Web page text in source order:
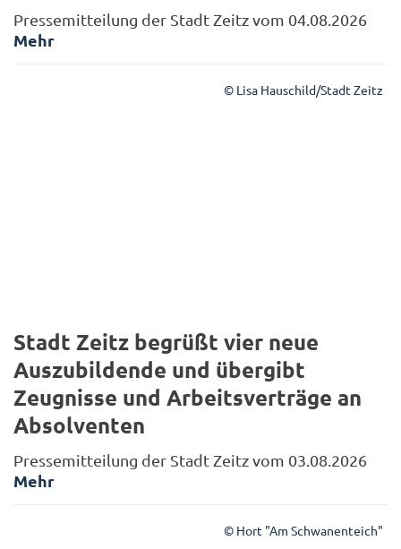
Pressemitteilung der Stadt Zeitz vom 04.08.2026
Mehr
© Lisa Hauschild/Stadt Zeitz
Stadt Zeitz begrüßt vier neue
Auszubildende und übergibt
Zeugnisse und Arbeitsverträge an
Absolventen
Pressemitteilung der Stadt Zeitz vom 03.08.2026
Mehr
© Hort "Am Schwanenteich"